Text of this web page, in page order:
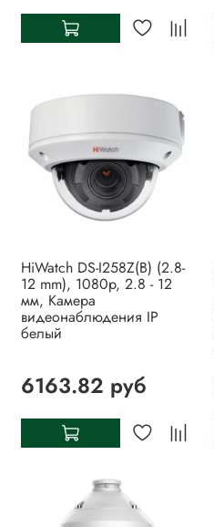
HiWatch DS-I258Z(B) (2.8-
12 mm), 1080p, 2.8 - 12
мм, Камера
видеонаблюдения IP
белый
6163.82 руб